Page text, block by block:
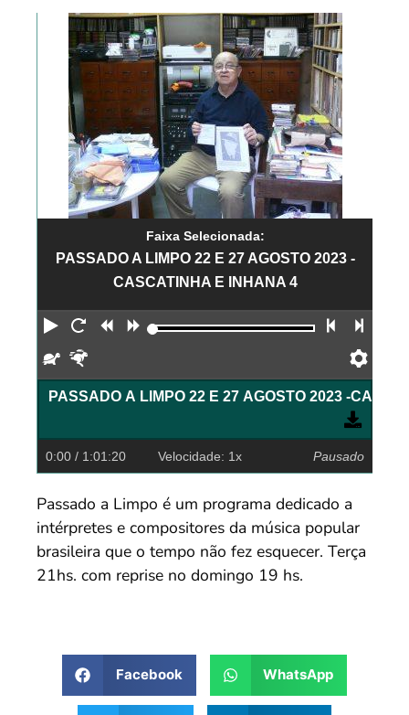
Faixa Selecionada:
PASSADO A LIMPO 22 E 27 AGOSTO 2023 -
CASCATINHA E INHANA 4
Reproduzir
Reiniciar
Retroceder
Avançar Faixa
Devagar
0:00 / 1:01:20 Velocidade: 1x Pausado
Passado a Limpo é um programa dedicado a
intérpretes e compositores da música popular
brasileira que o tempo não fez esquecer. Terça
21hs. com reprise no domingo 19 hs.
Facebook WhatsApp